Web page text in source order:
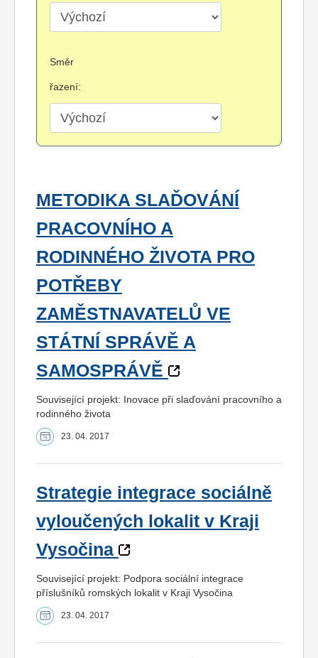
Směr
řazení:
METODIKA SLAĎOVÁNÍ
PRACOVNÍHO A
RODINNÉHO ŽIVOTA PRO
POTŘEBY
ZAMĚSTNAVATELŮ VE
STÁTNÍ SPRÁVĚ A
SAMOSPRÁVĚ
Související projekt: Inovace při slaďování pracovního a
rodinného života
23. 04. 2017
Strategie integrace sociálně
vyloučených lokalit v Kraji
Vysočina
Související projekt: Podpora sociální integrace
příslušníků romských lokalit v Kraji Vysočina
23. 04. 2017